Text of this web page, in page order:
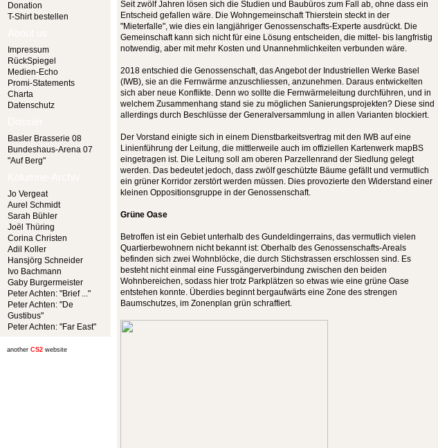
Donation
T-Shirt bestellen
Impressum
RückSpiegel
Medien-Echo
Promi-Statements
Charta
Datenschutz
Basler Brasserie 08
Bundeshaus-Arena 07
"Auf Berg"
Jo Vergeat
Aurel Schmidt
Sarah Bühler
Joël Thüring
Corina Christen
Adil Koller
Hansjörg Schneider
Ivo Bachmann
Gaby Burgermeister
Peter Achten: "Brief ..."
Peter Achten: "De
Gustibus"
Peter Achten: "Far East"
another CS2 website
Seit zwölf Jahren lösen sich die Studien und Baubüros zum Fall ab, ohne dass ein
Entscheid gefallen wäre. Die Wohngemeinschaft Thierstein steckt in der
"Mieterfalle", wie dies ein langjähriger Genossenschafts-Experte ausdrückt. Die
Gemeinschaft kann sich nicht für eine Lösung entscheiden, die mittel- bis langfristig
notwendig, aber mit mehr Kosten und Unannehmlichkeiten verbunden wäre.
2018 entschied die Genossenschaft, das Angebot der Industriellen Werke Basel
(IWB), sie an die Fernwärme anzuschliessen, anzunehmen. Daraus entwickelten
sich aber neue Konflikte. Denn wo sollte die Fernwärmeleitung durchführen, und in
welchem Zusammenhang stand sie zu möglichen Sanierungsprojekten? Diese sind
allerdings durch Beschlüsse der Generalversammlung in allen Varianten blockiert.
Der Vorstand einigte sich in einem Dienstbarkeitsvertrag mit den IWB auf eine
Linienführung der Leitung, die mittlerweile auch im offiziellen Kartenwerk mapBS
eingetragen ist. Die Leitung soll am oberen Parzellenrand der Siedlung gelegt
werden. Das bedeutet jedoch, dass zwölf geschützte Bäume gefällt und vermutlich
ein grüner Korridor zerstört werden müssen. Dies provozierte den Widerstand einer
kleinen Oppositionsgruppe in der Genossenschaft.
Grüne Oase
Betroffen ist ein Gebiet unterhalb des Gundeldingerrains, das vermutlich vielen
Quartierbewohnern nicht bekannt ist: Oberhalb des Genossenschafts-Areals
befinden sich zwei Wohnblöcke, die durch Stichstrassen erschlossen sind. Es
besteht nicht einmal eine Fussgängerverbindung zwischen den beiden
Wohnbereichen, sodass hier trotz Parkplätzen so etwas wie eine grüne Oase
entstehen konnte. Überdies beginnt bergaufwärts eine Zone des strengen
Baumschutzes, im Zonenplan grün schraffiert.